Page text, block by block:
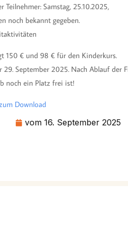
Teilnehmer: Samstag, 25.10.2025,
noch bekannt gegeben.
150 € und 98 € für den Kinderkurs.
29. September 2025. Nach Ablauf der
noch ein Platz frei ist!
Download
vom 16. September 2025